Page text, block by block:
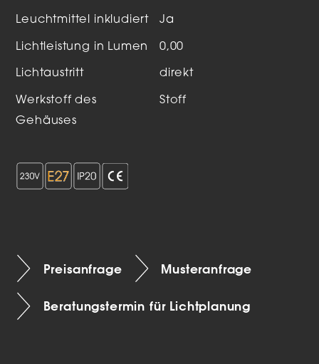
Leuchtmittel inkludiert Ja
Lichtleistung in Lumen 0,00
Lichtaustritt direkt
Werkstoff des
Gehäuses
Stoff
Preisanfrage Musteranfrage
Beratungstermin für Lichtplanung